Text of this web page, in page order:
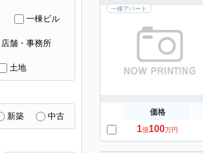
一棟アパート
価格
1億100万円
一棟ビル
店舗・事務所
土地
新築 中古